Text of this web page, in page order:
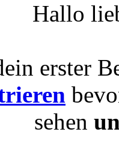
Hallo
erster
sehen